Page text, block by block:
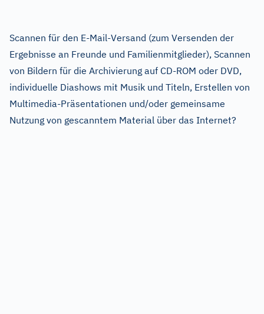
Scannen für den E-Mail-Versand (zum Versenden der
Ergebnisse an Freunde und Familienmitglieder), Scannen
von Bildern für die Archivierung auf CD-ROM oder DVD,
individuelle Diashows mit Musik und Titeln, Erstellen von
Multimedia-Präsentationen und/oder gemeinsame
Nutzung von gescanntem Material über das Internet?